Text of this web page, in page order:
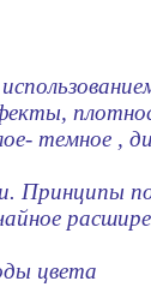
темное ,
Принципы
цвета